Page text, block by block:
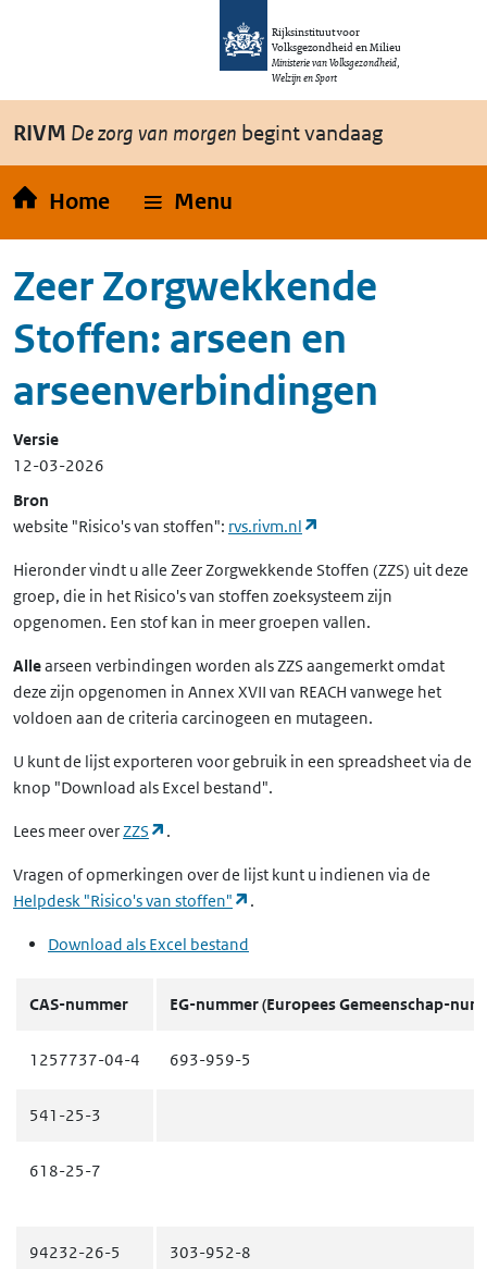
Overslaan en naar de inhoud gaan
Rijksinstituut voor
Volksgezondheid en Milieu
Ministerie van Volksgezondheid,
Welzijn en Sport
RIVM De zorg van morgen begint vandaag
Home Menu
Zeer Zorgwekkende
Stoffen: arseen en
arseenverbindingen
Versie
12-03-2026
Bron
website "Risico's van stoffen": rvs.rivm.nl
Hieronder vindt u alle Zeer Zorgwekkende Stoffen (ZZS) uit deze
groep, die in het Risico's van stoffen zoeksysteem zijn
opgenomen. Een stof kan in meer groepen vallen.
Allearseen verbindingen worden als ZZS aangemerkt omdat
deze zijn opgenomen in Annex XVII van REACH vanwege het
voldoen aan de criteria carcinogeen en mutageen.
U kunt de lijst exporteren voor gebruik in een spreadsheet via de
knop "Download als Excel bestand".
Lees meer overZZS (opent in een nieuw tabblad)
.
Vragen of opmerkingen over de lijst kunt u indienen via de
Helpdesk "Risico's van stoffen"
(opent in een nieuw tabblad)
.
Download als Excel bestand
CAS-nummer EG-nummer(Europees Gemeenschap-
1257737-04-4 693-959-5
541-25-3
618-25-7
94232-26-5 303-952-8